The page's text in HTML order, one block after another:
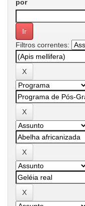
por
Filtros correntes: